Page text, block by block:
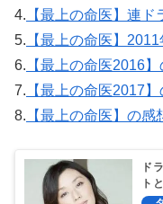
4. 【最上の命医】連
5. 【最上の命医】
6. 【最上の命医2016
7. 【最上の命医2017
8. 【最上の命医】の
ド
ト
前